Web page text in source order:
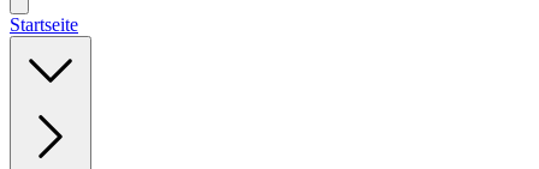
Startseite